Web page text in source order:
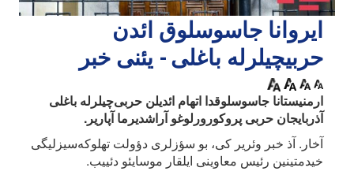
ایروانا جاسوسلوق ائد‌ن
حربیچیلرله باغلی - یئنی خبر
ارمنیستانا جاسوسلوقدا اتهام ائدیلن حربی‌چیلرله باغلی
آذربایجان حربی پروکورورلوغو آراشدیرما آپاریر.
آخار. آذ خبر وئریر کی، بو سؤزلری دؤولت تهلوکه‌سیزلیگی
خیدمتینین رئیس معاوینی ایلقار موسایئو دئییب.